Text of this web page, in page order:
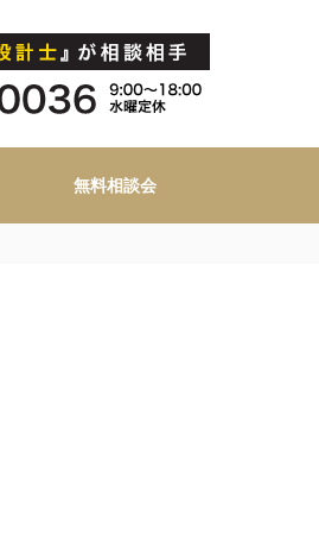
無料相談会